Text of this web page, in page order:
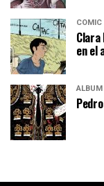
CÓMIC
Clara
en el